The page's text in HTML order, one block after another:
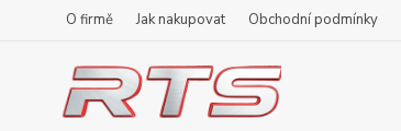
O firmě Jak nakupovat Obchodní podmínky